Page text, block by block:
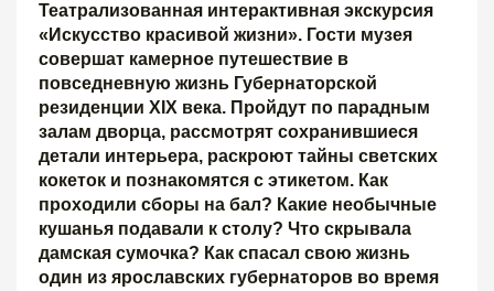
Театрализованная интерактивная экскурсия
«Искусство красивой жизни». Гости музея
совершат камерное путешествие в
повседневную жизнь Губернаторской
резиденции XIX века. Пройдут по парадным
залам дворца, рассмотрят сохранившиеся
детали интерьера, раскроют тайны светских
кокеток и познакомятся с этикетом. Как
проходили сборы на бал? Какие необычные
кушанья подавали к столу? Что скрывала
дамская сумочка? Как спасал свою жизнь
один из ярославских губернаторов во время